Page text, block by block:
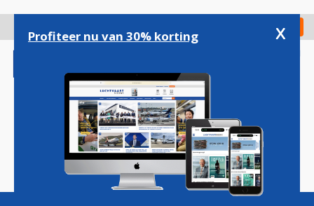
gaan
Check in
Magazine Podcasts Vacatures
Profiteer nu van 30% korting x